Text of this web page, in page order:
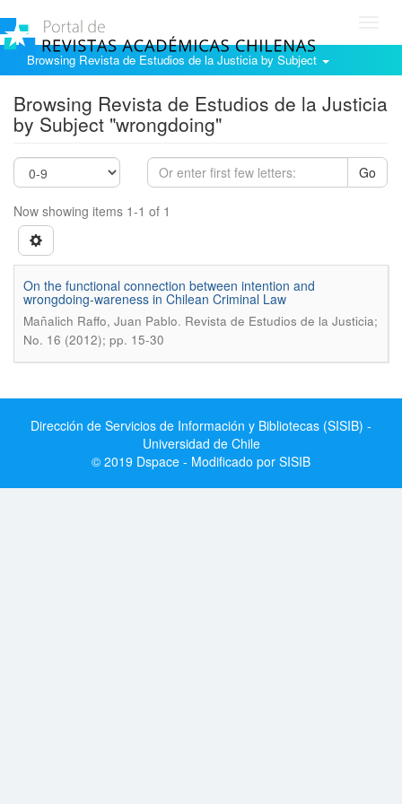
Browsing Revista de Estudios de la Justicia by Subject
Browsing Revista de Estudios de la Justicia
by Subject "wrongdoing"
Go
Now showing items 1-1 of 1
On the functional connection between intention and
wrongdoing-wareness in Chilean Criminal Law
Mañalich Raffo, Juan Pablo. Revista de Estudios de la Justicia;
No. 16 (2012); pp. 15-30
Dirección de Servicios de Información y Bibliotecas (SISIB) -
Universidad de Chile
© 2019 Dspace - Modificado por SISIB